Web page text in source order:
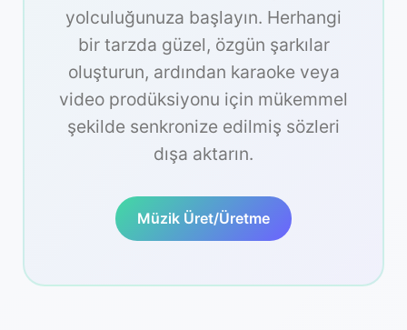
yolculuğunuza başlayın. Herhangi
bir tarzda güzel, özgün şarkılar
oluşturun, ardından karaoke veya
video prodüksiyonu için mükemmel
şekilde senkronize edilmiş sözleri
dışa aktarın.
Müzik Üret/Üretme